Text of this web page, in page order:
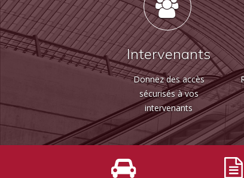
Intervenants
Donnez des accès
sécurisés à vos
intervenants